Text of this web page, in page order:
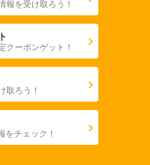
報を受け取ろう！
クーポンゲット！
取ろう！
をチェック！